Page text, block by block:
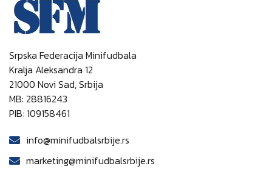
Srpska Federacija Minifudbala
Kralja Aleksandra 12
21000 Novi Sad, Srbija
MB: 28816243
PIB: 109158461
info@minifudbalsrbije.rs
marketing@minifudbalsrbije.rs